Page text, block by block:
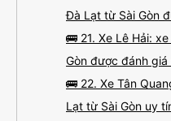
Đà Lạt từ Sài Gòn
🚌 21. Xe Lê Hải:
Gòn được đánh giá
🚌 22. Xe Tân
Lạt từ Sài Gòn uy